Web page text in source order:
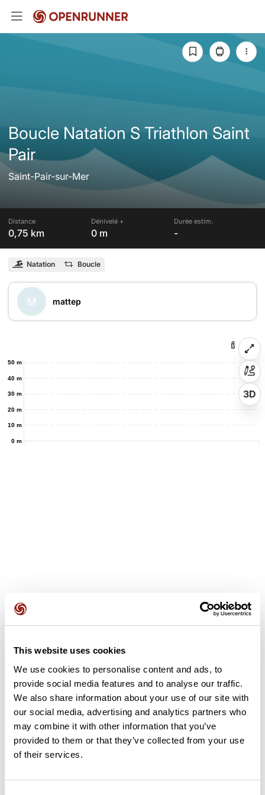
This website uses cookies
We use cookies to personalise content and ads, to
provide social media features and to analyse our traffic.
We also share information about your use of our site with
our social media, advertising and analytics partners who
may combine it with other information that you’ve
provided to them or that they’ve collected from your use
of their services.
Boucle Natation S Triathlon Saint
Pair
Saint-Pair-sur-Mer
Distance
0,75 km
Dénivelé +
0 m
Durée estim.
-
Natation Boucle
M mattep
0 m
10 m
20 m
30 m
40 m
50 m
3D
Soyez le premier à ajouter un avis !
Ajouter un avis
Résumé